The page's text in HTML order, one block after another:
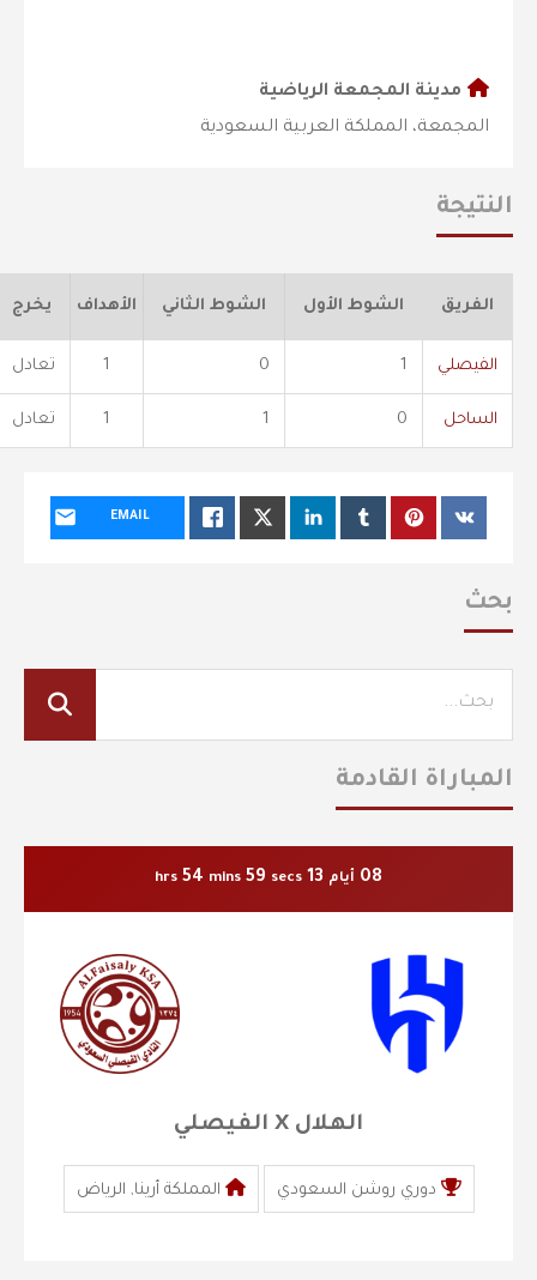
مدينة المجمعة الرياضية
المجمعة، المملكة العربية السعودية
النتيجة
الفريق الشوط الأول الشوط الثاني الأهداف يخرج
الفيصلي 1
0
1 تعادل
الساحل 0
1
1 تعادل
EMAIL
بحث
المباراة القادمة
08 أيام 13
hrs 54 mins 58 secs
الهلال X الفيصلي
دوري روشن السعودي المملكة أرينا, الرياض